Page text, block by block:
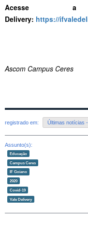
Acesse a
Delivery: https://
Ascom Campus Ceres
registrado em: Últimas notícias
Assunto(s):
Educação
Campus Ceres
IF Goiano
2020
Covid-19
Vale Delivery